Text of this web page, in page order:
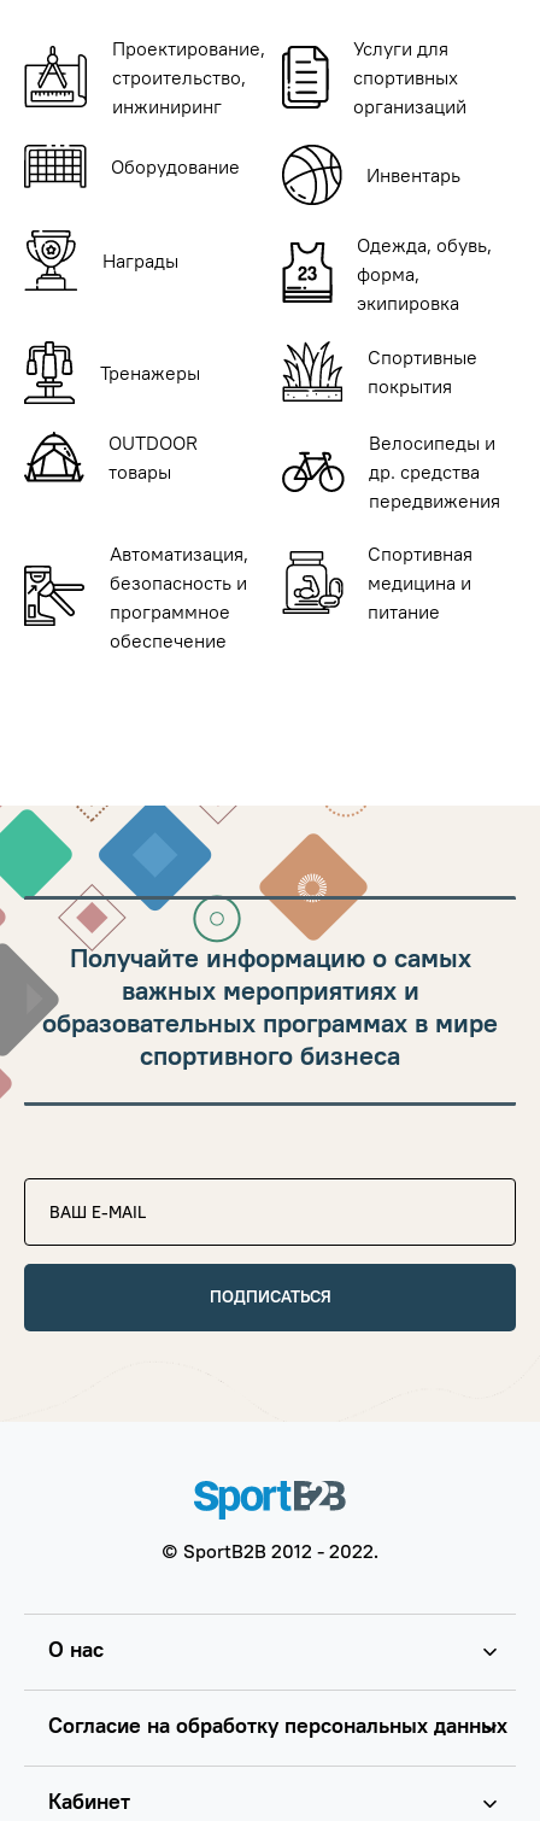
Проектирование,
строительство,
инжиниринг
Услуги для
спортивных
организаций
Оборудование Инвентарь
Награды
Одежда, обувь,
форма,
экипировка
Тренажеры
Спортивные
покрытия
OUTDOOR
товары
Велосипеды и
др. средства
передвижения
Автоматизация,
безопасность и
программное
обеспечение
Спортивная
медицина и
питание
Получайте информацию о самых
важных мероприятиях и
образовательных программах в мире
спортивного бизнеса
ПОДПИСАТЬСЯ
© SportB2B 2012 - 2022.
О нас
Согласие на обработку персональных данных
Кабинет